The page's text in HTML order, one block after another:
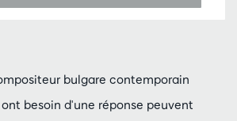
bulgare contemporain
besoin d'une réponse peuvent